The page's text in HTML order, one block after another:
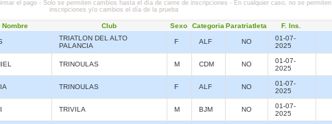
el pago - Solo se permiten cambios hasta el día de cierre de inscripciones - En cualquier caso, no se permiten
inscripciones y/o cambios el día de la prueba
Nombre Club Sexo Categoria Paratriatleta F. Ins.
TRIATLON DEL ALTO
PALANCIA
F ALF NO
01-07-
2025
TRINOULAS M CDM NO
01-07-
2025
TRINOULAS F ALF NO
01-07-
2025
TRIVILA M BJM NO
01-07-
2025